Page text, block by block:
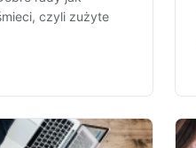
czyli zużyte